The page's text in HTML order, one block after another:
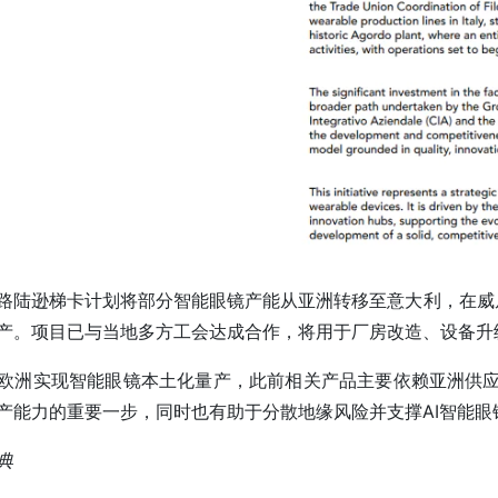
陆逊梯卡计划将部分智能眼镜产能从亚洲转移至意大利，在
。项目已与当地多方工会达成合作，将用于厂房改造、设备
洲实现智能眼镜本土化量产，此前相关产品主要依赖亚洲供
能力的重要一步，同时也有助于分散地缘风险并支撑AI智能